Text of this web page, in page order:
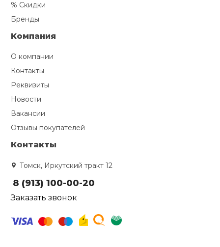
% Скидки
Бренды
Компания
О компании
Контакты
Реквизиты
Новости
Вакансии
Отзывы покупателей
Контакты
Томск, Иркутский тракт 12
8 (913) 100-00-20
Заказать звонок